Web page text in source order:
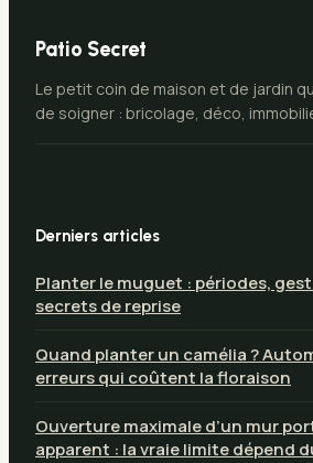
Patio Secret
Le petit coin de maison et de jardin
de soigner : bricolage, déco,
Derniers articles
Planter le muguet : périodes,
secrets de reprise
Quand planter un camélia ?
erreurs qui coûtent la floraison
Ouverture maximale d’un mur
apparent : la vraie limite dépend